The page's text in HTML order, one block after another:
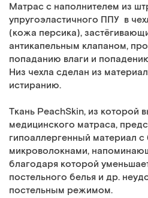
Матрас с наполнителем из
упругоэластичного ППУ в
(кожа персика),
антикапельным клапаном,
попаданию влаги и
Низ чехла сделан из
истиранию.
Ткань PeachSkin, из которой
медицинского матраса,
гипоаллергенный материал с
микроволокнами,
благодаря которой
постельного белья и др.
постельным режимом.